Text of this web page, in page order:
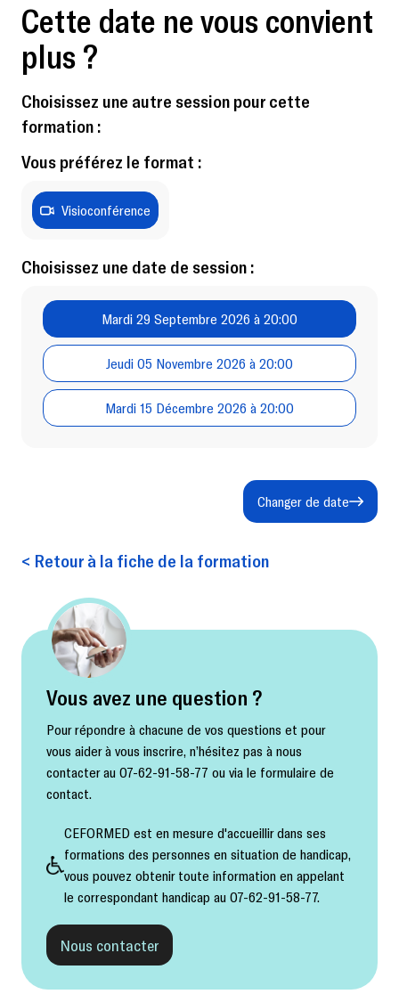
Cette date ne vous convient
plus ?
Choisissez une autre session pour cette
formation :
Vous préférez le format :
Visioconférence
Choisissez une date de session :
Mardi 29 Septembre 2026 à 20:00
Jeudi 05 Novembre 2026 à 20:00
Mardi 15 Décembre 2026 à 20:00
Changer de date
< Retour à la fiche de la formation
Vous avez une question ?
Pour répondre à chacune de vos questions et pour
vous aider à vous inscrire, n’hésitez pas à nous
contacter au 07-62-91-58-77 ou via le formulaire de
contact.
CEFORMED est en mesure d'accueillir dans ses
formations des personnes en situation de handicap,
vous pouvez obtenir toute information en appelant
le correspondant handicap au 07-62-91-58-77.
Nous contacter